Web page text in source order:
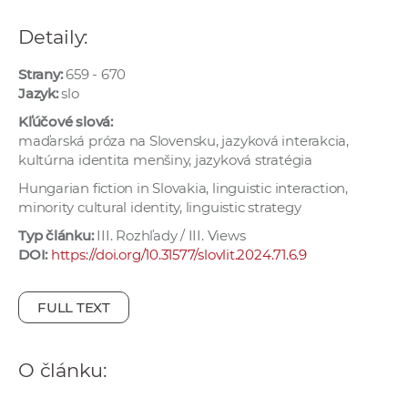
a
o
Detaily:
Strany:659 - 670
Jazyk:slo
Kľúčové slová:
maďarská próza na Slovensku, jazyková interakcia,
kultúrna identita menšiny, jazyková stratégia
Hungarian fiction in Slovakia, linguistic interaction,
minority cultural identity, linguistic strategy
Typ článku:III. Rozhľady / III. Views
DOI: https://doi.org/10.31577/slovlit.2024.71.6.9
FULL TEXT
O článku: